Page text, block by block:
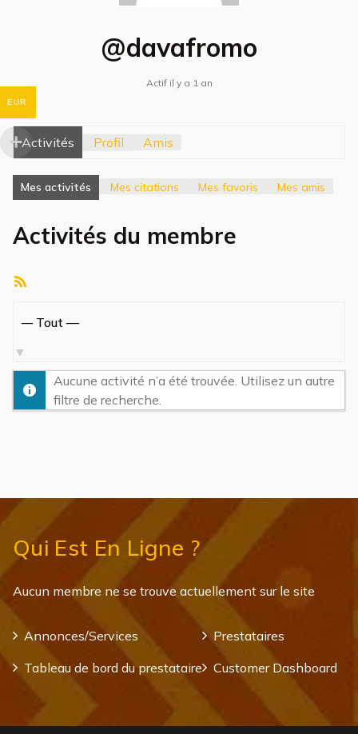
@davafromo
Actif il y a 1 an
Activités Profil Amis
Mes activités Mes citations Mes favoris Mes amis
Activités du membre
par
activité:
Aucune activité n’a été trouvée. Utilisez un autre
filtre de recherche.
Qui Est En Ligne ?
Aucun membre ne se trouve actuellement sur le site
Annonces/Services
Prestataires
Tableau de bord du prestataire
Customer Dashboard
EUR